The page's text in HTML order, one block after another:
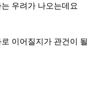
우려가 나오는데요
이어질지가 관건이 될